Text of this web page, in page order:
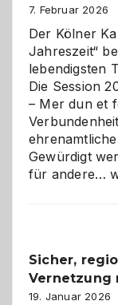
7. Februar 2026
Der Kölner
Jahreszeit“
lebendigsten
Die Session
– Mer dun et
Gewürdigt
für andere…
Sicher,
Vernetzung
19. Januar 2026